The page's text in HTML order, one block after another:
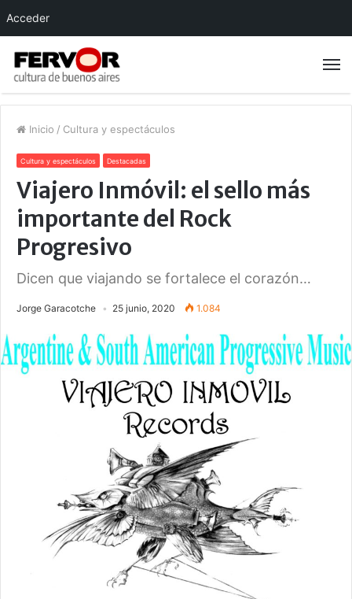
Inicio / Cultura y espectáculos
Cultura y espectáculos Destacadas
Viajero Inmóvil: el sello más
importante del Rock
Progresivo
Dicen que viajando se fortalece el corazón…
Jorge Garacotche 25 junio, 2020 1.084
Acceder